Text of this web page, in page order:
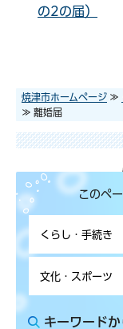
の2の届）
焼津市ホームページ ≫
≫ 離婚届
このペ
くらし・手続き
文化・スポーツ
キーワード